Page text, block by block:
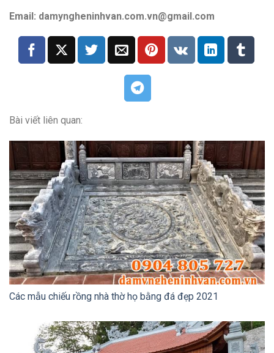
Email: damyngheninhvan.com.vn@gmail.com
Bài viết liên quan:
Các mẫu chiếu rồng nhà thờ họ bằng đá đẹp 2021